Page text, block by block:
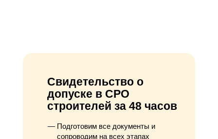
Свидетельство о
допуске в СРО
строителей за 48 часов
Подготовим все документы и
сопроводим на всех этапах